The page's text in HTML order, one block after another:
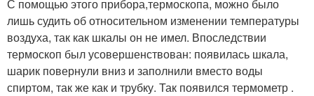
С помощью этого прибора,термоскопа, можно было
лишь судить об относительном изменении температуры
воздуха, так как шкалы он не имел. Впоследствии
термоскоп был усовершенствован: появилась шкала,
шарик повернули вниз и заполнили вместо воды
спиртом, так же как и трубку. Так появился термометр .